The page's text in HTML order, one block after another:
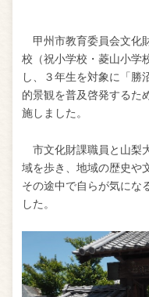
甲州市教育委員会文化
校（祝小学校・菱山小学
し、３年生を対象に「勝
的景観を普及啓発するた
施しました。
市文化財課職員と山梨
域を歩き、地域の歴史や
その途中で自らが気にな
した。